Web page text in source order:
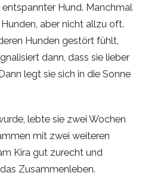
entspannter Hund. Manchmal
aber nicht allzu oft.
Hunden gestört fühlt,
dann, dass sie lieber
legt sie sich in die Sonne
lebte sie zwei Wochen
mit zwei weiteren
Kira gut zurecht und
Zusammenleben.